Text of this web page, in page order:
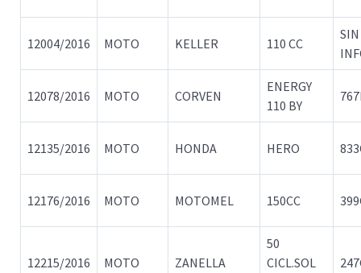
12004/2016 MOTO KELLER 110 CC
SIN
12078/2016 MOTO CORVEN
ENERGY
110 BY
12135/2016 MOTO HONDA HERO
12176/2016 MOTO MOTOMEL 150CC
12215/2016 MOTO ZANELLA
50
CICL.SOL